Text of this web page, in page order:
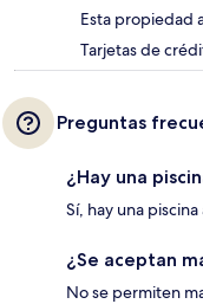
Esta propiedad
Tarjetas de
Preguntas
¿Hay una
Sí, hay una
¿Se aceptan
No se permiten